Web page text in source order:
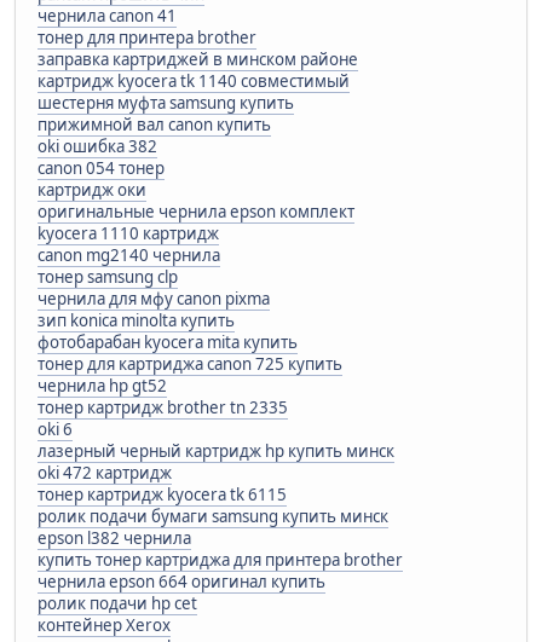
чернила canon 41
тонер для принтера brother
заправка картриджей в минском районе
картридж kyocera tk 1140 совместимый
шестерня муфта samsung купить
прижимной вал canon купить
oki ошибка 382
canon 054 тонер
картридж оки
оригинальные чернила epson комплект
kyocera 1110 картридж
canon mg2140 чернила
тонер samsung clp
чернила для мфу canon pixma
зип konica minolta купить
фотобарабан kyocera mita купить
тонер для картриджа canon 725 купить
чернила hp gt52
тонер картридж brother tn 2335
oki 6
лазерный черный картридж hp купить минск
oki 472 картридж
тонер картридж kyocera tk 6115
ролик подачи бумаги samsung купить минск
epson l382 чернила
купить тонер картриджа для принтера brother
чернила epson 664 оригинал купить
ролик подачи hp cet
контейнер Xerox